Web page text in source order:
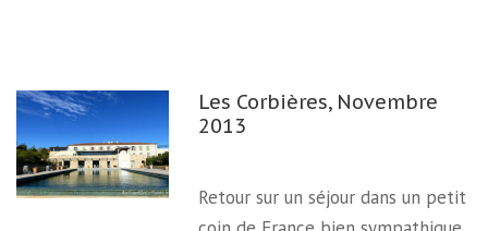
Les Corbières, Novembre
2013
Retour sur un séjour dans un petit